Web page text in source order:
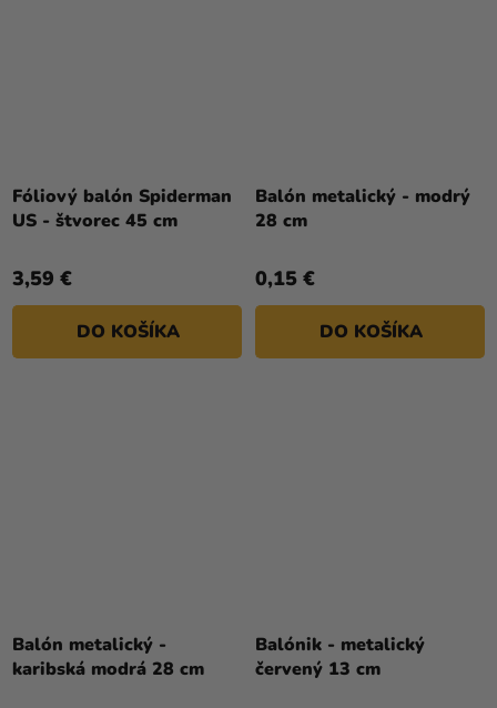
Fóliový balón Spiderman
US - štvorec 45 cm
3,59 €
DO KOŠÍKA
Balón metalický - modrý
28 cm
0,15 €
DO KOŠÍKA
Balón metalický -
karibská modrá 28 cm
Balónik - metalický
červený 13 cm